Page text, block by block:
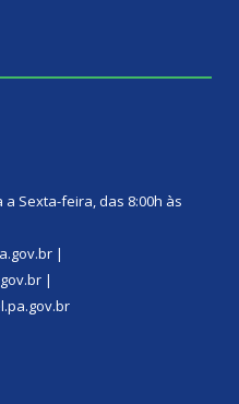
Sexta-feira, das 8:00h às
|
|